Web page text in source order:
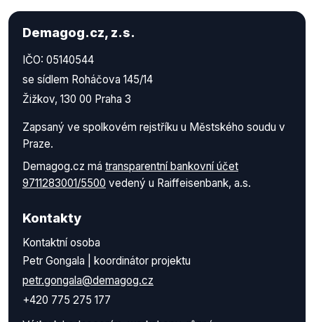
Demagog.cz, z.s.
IČO: 05140544
se sídlem Roháčova 145/14
Žižkov, 130 00 Praha 3
Zapsaný ve spolkovém rejstříku u Městského soudu v
Praze.
Demagog.cz má transparentní bankovní účet
9711283001/5500 vedený u Raiffeisenbank, a.s.
Kontakty
Kontaktní osoba
Petr Gongala | koordinátor projektu
petr.gongala@demagog.cz
+420 775 275 177